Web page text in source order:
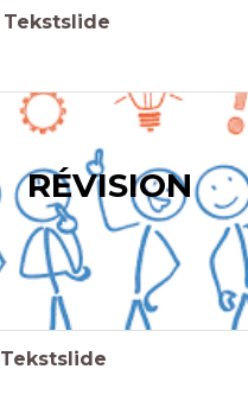
Tekstslide
RÉVISION
Tekstslide